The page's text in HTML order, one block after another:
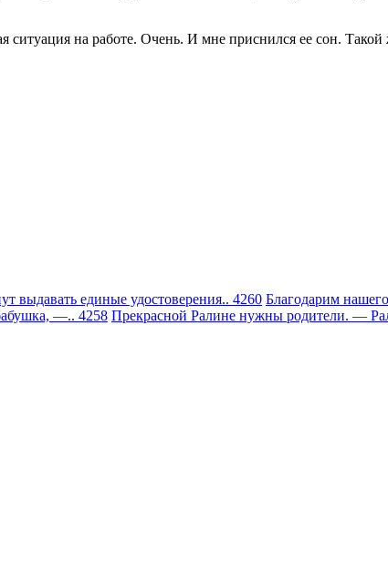
ситуация на работе. Очень. И мне приснился ее сон.
выдавать единые удостоверения.. 4260 Благодарим
—.. 4258 Прекрасной Ралине нужны родители. —